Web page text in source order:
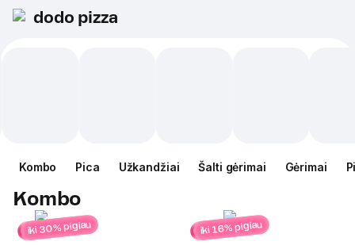
dodo pizza
Kombo Pica Užkandžiai Šalti gėrimai Gėrimai
Kombo
iki 30% pigiau iki 16% pigiau